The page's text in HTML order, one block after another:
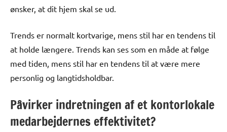
ønsker, at dit hjem skal se ud.
Trends er normalt kortvarige, mens stil har en tendens til
at holde længere. Trends kan ses som en måde at følge
med tiden, mens stil har en tendens til at være mere
personlig og langtidsholdbar.
Påvirker indretningen af et kontorlokale
medarbejdernes effektivitet?